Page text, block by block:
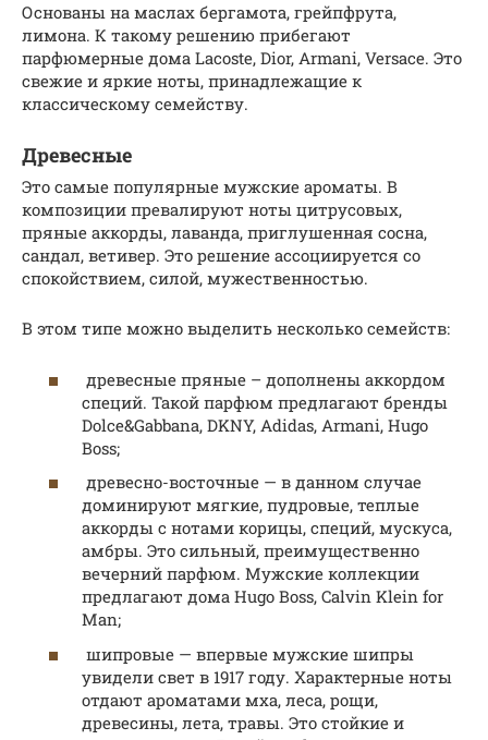
Основаны на маслах бергамота, грейпфрута,
лимона. К такому решению прибегают
парфюмерные дома Lacoste, Dior, Armani, Versace. Это
свежие и яркие ноты, принадлежащие к
классическому семейству.
Древесные
Это самые популярные мужские ароматы. В
композиции превалируют ноты цитрусовых,
пряные аккорды, лаванда, приглушенная сосна,
сандал, ветивер. Это решение ассоциируется со
спокойствием, силой, мужественностью.
В этом типе можно выделить несколько семейств:
древесные пряные – дополнены аккордом
специй. Такой парфюм предлагают бренды
Dolce&Gabbana, DKNY, Adidas, Armani, Hugo
Boss;
древесно-восточные — в данном случае
доминируют мягкие, пудровые, теплые
аккорды с нотами корицы, специй, мускуса,
амбры. Это сильный, преимущественно
вечерний парфюм. Мужские коллекции
предлагают дома Hugo Boss, Calvin Klein for
Man;
шипровые — впервые мужские шипры
увидели свет в 1917 году. Характерные ноты
отдают ароматами мха, леса, рощи,
древесины, лета, травы. Это стойкие и